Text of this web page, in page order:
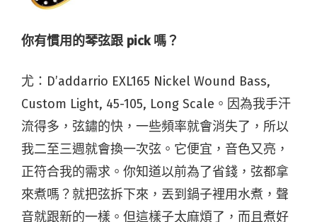
你有慣用的琴弦跟 pick 嗎？
尤：D’addarrio EXL165 Nickel Wound Bass,
Custom Light, 45-105, Long Scale。因為我手汗
流得多，弦鏽的快，一些頻率就會消失了，所以
我二至三週就會換一次弦。它便宜，音色又亮，
正符合我的需求。你知道以前為了省錢，弦都拿
來煮嗎？就把弦拆下來，丟到鍋子裡用水煮，聲
音就跟新的一樣。但這樣子太麻煩了，而且煮好